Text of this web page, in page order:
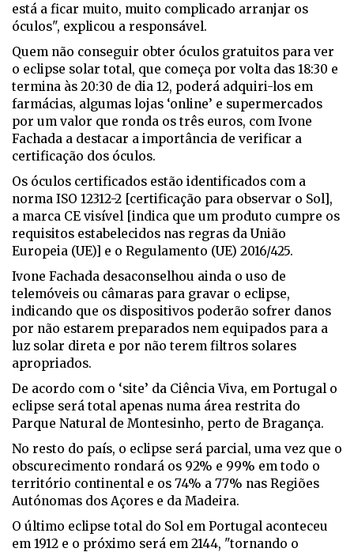
está a ficar muito, muito complicado arranjar os
óculos", explicou a responsável.
Quem não conseguir obter óculos gratuitos para ver
o eclipse solar total, que começa por volta das 18:30 e
termina às 20:30 de dia 12, poderá adquiri-los em
farmácias, algumas lojas ‘online’ e supermercados
por um valor que ronda os três euros, com Ivone
Fachada a destacar a importância de verificar a
certificação dos óculos.
Os óculos certificados estão identificados com a
norma ISO 12312-2 [certificação para observar o Sol],
a marca CE visível [indica que um produto cumpre os
requisitos estabelecidos nas regras da União
Europeia (UE)] e o Regulamento (UE) 2016/425.
Ivone Fachada desaconselhou ainda o uso de
telemóveis ou câmaras para gravar o eclipse,
indicando que os dispositivos poderão sofrer danos
por não estarem preparados nem equipados para a
luz solar direta e por não terem filtros solares
apropriados.
De acordo com o ‘site’ da Ciência Viva, em Portugal o
eclipse será total apenas numa área restrita do
Parque Natural de Montesinho, perto de Bragança.
No resto do país, o eclipse será parcial, uma vez que o
obscurecimento rondará os 92% e 99% em todo o
território continental e os 74% a 77% nas Regiões
Autónomas dos Açores e da Madeira.
O último eclipse total do Sol em Portugal aconteceu
em 1912 e o próximo será em 2144, "tornando o